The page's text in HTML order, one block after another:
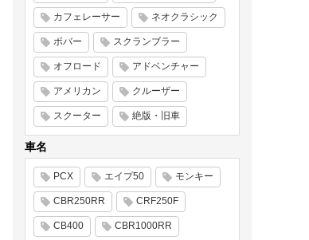
カフェレーサー ネオクラシック
ボバー スクランブラー
オフロード アドベンチャー
アメリカン クルーザー
スクーター 絶版・旧車
車名
PCX エイプ50 モンキー
CBR250RR CRF250F
CB400 CBR1000RR